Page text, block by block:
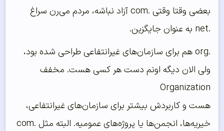
بعضی وقتا وقتی .com آزاد نباشه، مردم می‌رن سراغ
.net به عنوان جایگزین.
.org هم برای سازمان‌های غیرانتفاعی طراحی شده بود،
ولی الان دیگه اونم دست هر کسی هست. مخفف
Organization
هست و کاربردش بیشتر برای سازمان‌های غیرانتفاعی،
خیریه‌ها، انجمن‌ها یا پروژه‌های عمومیه. البته مثل .com